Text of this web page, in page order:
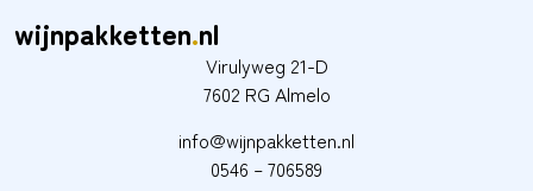
wijnpakketten.nl
Virulyweg 21-D
7602 RG Almelo
info@wijnpakketten.nl
0546 – 706589